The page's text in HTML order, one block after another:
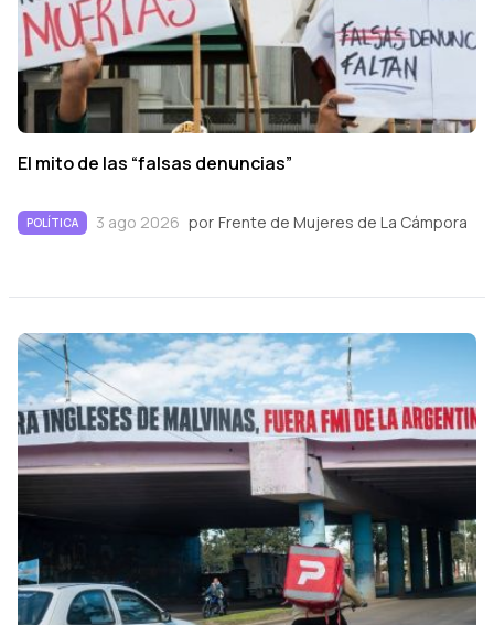
El mito de las “falsas denuncias”
POLÍTICA 3 ago 2026 por Frente de Mujeres de La Cámpora